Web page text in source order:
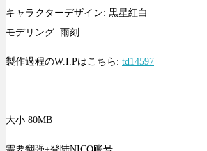
キャラクターデザイン: 黒星紅白
モデリング: 雨刻
製作過程のW.I.Pはこちら: td14597
大小 80MB